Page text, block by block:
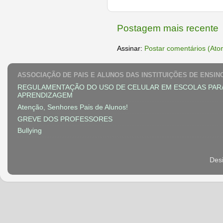
Postagem mais recente
Assinar: Postar comentários
ASSOCIAÇÃO DE PAIS E ALUNOS DAS INSTITUIÇÕES DE
REGULAMENTAÇÃO DO USO DE CELULAR EM ESCOLAS
APRENDIZAGEM
Atenção, Senhores Pais de Alunos!
GREVE DOS PROFESSORES
Bullying